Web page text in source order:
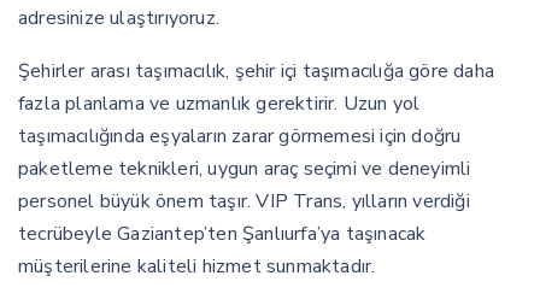
adresinize ulaştırıyoruz.
Şehirler arası taşımacılık, şehir içi taşımacılığa göre daha
fazla planlama ve uzmanlık gerektirir. Uzun yol
taşımacılığında eşyaların zarar görmemesi için doğru
paketleme teknikleri, uygun araç seçimi ve deneyimli
personel büyük önem taşır. VIP Trans, yılların verdiği
tecrübeyle Gaziantep’ten Şanlıurfa’ya taşınacak
müşterilerine kaliteli hizmet sunmaktadır.